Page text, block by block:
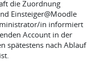
die Zuordnung
Einsteiger@Moodle
in informiert
Account in der
spätestens nach Ablauf